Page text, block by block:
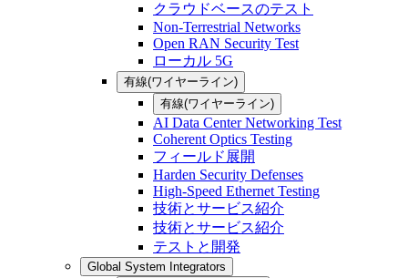
クラウドベースのテスト
Non-Terrestrial Networks
Open RAN Security Test
ローカル 5G
有線(ワイヤーライン)
有線(ワイヤーライン)
AI Data Center Networking Test
Coherent Optics Testing
フィールド展開
Harden Security Defenses
High-Speed Ethernet Testing
技術とサービス紹介
技術とサービス紹介
テストと開発
Global System Integrators